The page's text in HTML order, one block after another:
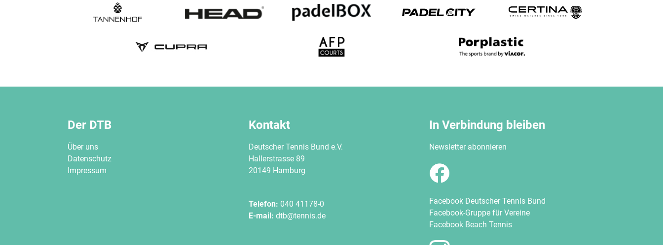
Der DTB
Über uns
Datenschutz
Impressum
Kontakt
Deutscher Tennis Bund e.V.
Hallerstrasse 89
20149 Hamburg
Telefon: 040 41178-0
E-mail: dtb@tennis.de
In Verbindung bleiben
Newsletter abonnieren
Facebook Deutscher Tennis Bund
Facebook-Gruppe für Vereine
Facebook Beach Tennis